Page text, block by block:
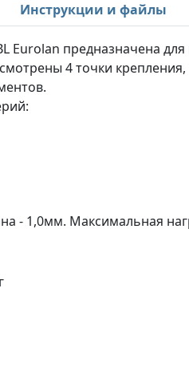
Инструкции и файлы
Eurolan предназначена
4 точки
- 1,0мм. Максимальная